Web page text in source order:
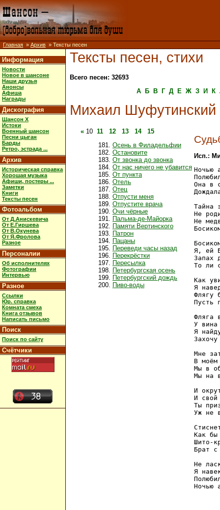
Главная » Архив » Тексты песен
Информация
Новости
Новое в шансоне
Наши друзья
Анонсы
Афиша
Награды
Дискография
Шансон X
Истоки
Военный шансон
Песни цыган
Барды
Ретро, эстрада ...
Архив
Историческая справка
Хорошая музыка
Афиши, постеры ...
Заметки
Книги
Тексты песен
Фотоальбом
От Д.Анискевича
От Е.Гиршева
От В.Окунева
От Я.Фролова
Разное
Персоналии
Об исполнителях
Фотографии
Интервью
Разное
Ссылки
Юр. справка
Комната смеха
Книга отзывов
Написать письмо
Поиск
Поиск по сайту
Счётчики
Тексты песен, стихи
Всего песен: 32693
А
Б В Г Д Е Ж З И К
Михаил Шуфутинский
« 10 11 12 13 14
15
Осень в Филадельфии
Остановите
От звонка до звонка
От нас ничего не убавится
От пункта
Отель
Отец
Отпусти меня
Отпустите врача
Очи чёрные
Пальма-де-Майорка
Памяти Вертинского
Патрон
Пацаны
Переведи часы назад
Перекрёстки
Пересылка
Петербургская осень
Петербургский дождь
Пиво-воды
Исп.:
Ночью
Она в
Тайна
Не
Не
Я, ей
Запах
То ли
Как
Я
Флягу
Пусть
Фляга
У
Я
Мне
В моём
Мы в
Мы на
И
И свой
Ты
Уж не
Как
Шито-
Брат
Не
Я
Ночью